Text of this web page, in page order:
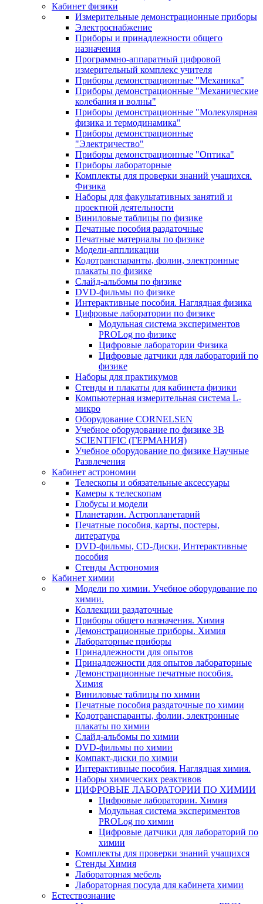
Кабинет физики
Измерительные демонстрационные приборы
Электроснабжение
Приборы и принадлежности общего
назначения
Программно-аппаратный цифровой
измерительный комплекс учителя
Приборы демонстрационные "Механика"
Приборы демонстрационные "Механические
колебания и волны"
Приборы демонстрационные "Молекулярная
физика и термодинамика"
Приборы демонстрационные
"Электричество"
Приборы демонстрационные "Оптика"
Приборы лабораторные
Комплекты для проверки знаний учащихся.
Физика
Наборы для факультативных занятий и
проектной деятельности
Виниловые таблицы по физике
Печатные пособия раздаточные
Печатные материалы по физике
Модели-аппликации
Кодотранспаранты, фолии, электронные
плакаты по физике
Слайд-альбомы по физике
DVD-фильмы по физике
Интерактивные пособия. Наглядная физика
Цифровые лаборатории по физике
Модульная система экспериментов
PROLog по физике
Цифровые лаборатории Физика
Цифровые датчики для лабораторий по
физике
Наборы для практикумов
Стенды и плакаты для кабинета физики
Компьютерная измерительная система L-
микро
Оборудование CORNELSEN
Учебное оборудование по физике 3B
SCIENTIFIC (ГЕРМАНИЯ)
Учебное оборудование по физике Научные
Развлечения
Кабинет астрономии
Телескопы и обязательные аксессуары
Камеры к телескопам
Глобусы и модели
Планетарии. Астропланетарий
Печатные пособия, карты, постеры,
литература
DVD-фильмы, CD-Диски, Интерактивные
пособия
Стенды Астрономия
Кабинет химии
Модели по химии. Учебное оборудование по
химии.
Коллекции раздаточные
Приборы общего назначения. Химия
Демонстрационные приборы. Химия
Лабораторные приборы
Принадлежности для опытов
Принадлежности для опытов лабораторные
Демонстрационные печатные пособия.
Химия
Виниловые таблицы по химии
Печатные пособия раздаточные по химии
Кодотранспаранты, фолии, электронные
плакаты по химии
Слайд-альбомы по химии
DVD-фильмы по химии
Компакт-диски по химии
Интерактивные пособия. Наглядная химия.
Наборы химических реактивов
ЦИФРОВЫЕ ЛАБОРАТОРИИ ПО ХИМИИ
Цифровые лаборатории. Химия
Модульная система экспериментов
PROLog по химии
Цифровые датчики для лабораторий по
химии
Комплекты для проверки знаний учащихся
Стенды Химия
Лабораторная мебель
Лабораторная посуда для кабинета химии
Естествознание